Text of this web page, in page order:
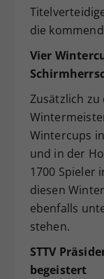
die
Vier
Zusätzlich zu
Wintercups
und in der
1700 Spieler
diesen
ebenfalls
stehen.
STTV
begeistert